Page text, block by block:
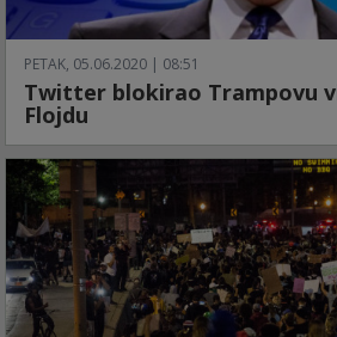
PETAK, 05.06.2020 | 08:51
Twitter blokirao Trampovu
Flojdu